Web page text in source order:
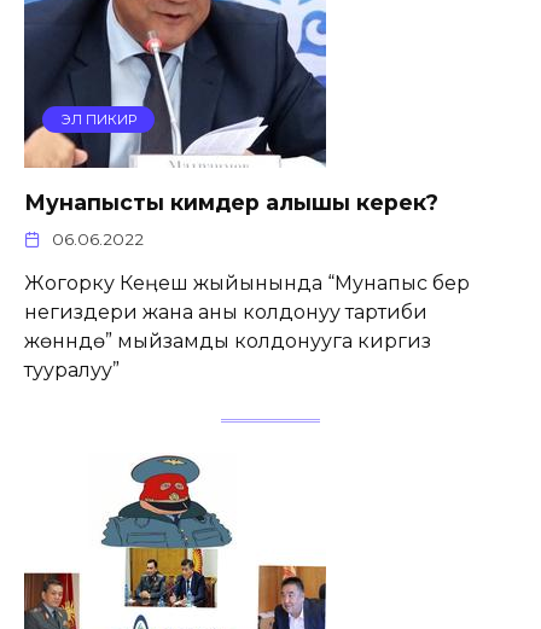
ЭЛ ПИКИР
Мунапысты кимдер алышы керек?
06.06.2022
Жогорку Кеӊеш жыйынында “Мунапыс берүү
негиздери жана аны колдонуу тартиби
жөнүндө” мыйзамды колдонууга киргизүү
тууралуу”